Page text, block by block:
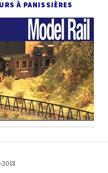
À PANISSIÈRES
2018